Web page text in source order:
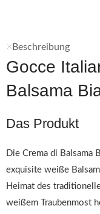
Beschreibung
Gocce
Balsama
Das Produkt
Die Crema di Balsama
exquisite weiße
Heimat des
weißem Traubenmost